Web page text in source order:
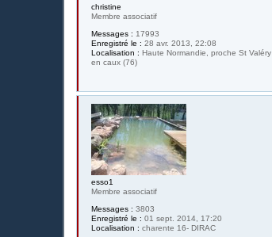
christine
Membre associatif
Messages : 17993
Enregistré le : 28 avr. 2013, 22:08
Localisation : Haute Normandie, proche St Valéry
en caux (76)
esso1
Membre associatif
Messages : 3803
Enregistré le : 01 sept. 2014, 17:20
Localisation : charente 16- DIRAC